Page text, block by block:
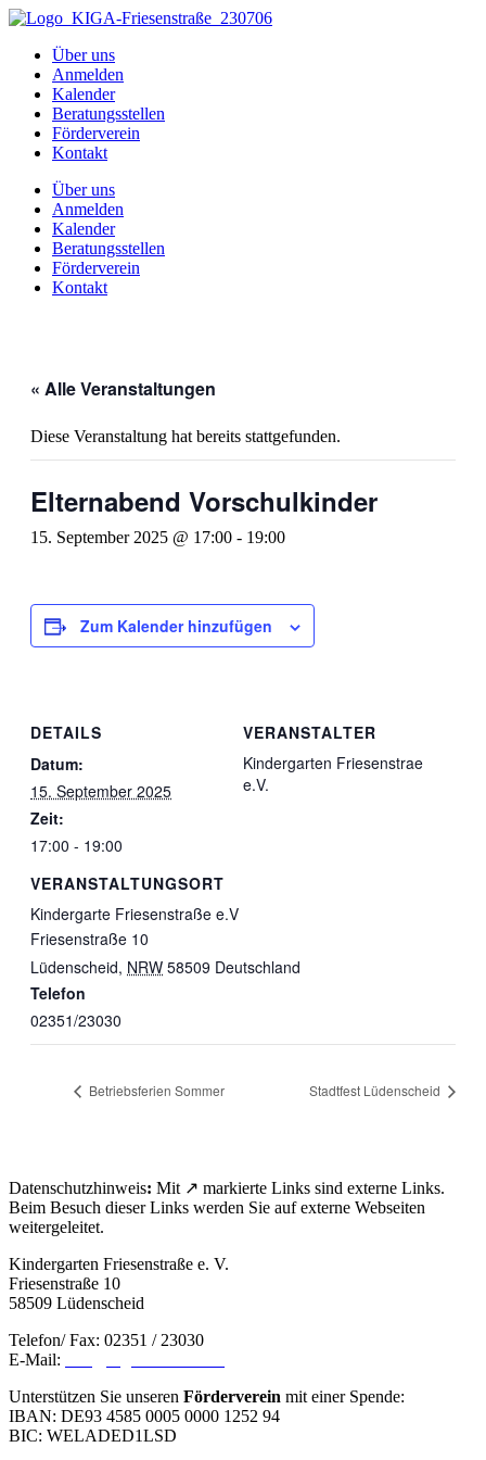
Zum
springenÜber uns
Anmelden
Kalender
Beratungsstellen
Förderverein
Kontakt
Über uns
Anmelden
Kalender
Beratungsstellen
Förderverein
Kontakt
« Alle Veranstaltungen
Diese Veranstaltung hat bereits stattgefunden.
Elternabend Vorschulkinder
15. September 2025 @ 17:00 - 19:00
Zum Kalender hinzufügen
DETAILS
Datum:
15. September 2025
Zeit:
17:00 - 19:00
VERANSTALTUNGSORT
Kindergarte Friesenstraße e.V
Friesenstraße 10
Lüdenscheid, NRW 58509 Deutschland
Telefon
02351/23030
VERANSTALTER
Kindergarten Friesenstrae
e.V.
Betriebsferien Sommer Stadtfest Lüdenscheid
Datenschutzhinweis: Mit ↗ markierte Links sind externe Links.
Beim Besuch dieser Links werden Sie auf externe Webseiten
weitergeleitet.
Kindergarten Friesenstraße e. V.
Friesenstraße 10
58509 Lüdenscheid
Telefon/ Fax: 02351 / 23030
E-Mail:
Unterstützen Sie unseren Förderverein mit einer Spende:
IBAN: DE93 4585 0005 0000 1252 94
BIC: WELADED1LSD